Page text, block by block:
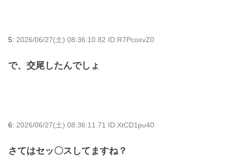
5: 2026/06/27(土) 08:36:10.82 ID:R7PcoxvZ0
で、交尾したんでしょ
6: 2026/06/27(土) 08:36:11.71 ID:XtCD1pu40
さてはセッ〇スしてますね？